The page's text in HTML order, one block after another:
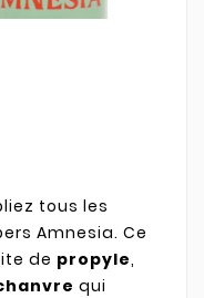
tous les
Amnesia. Ce
de propyle,
qui